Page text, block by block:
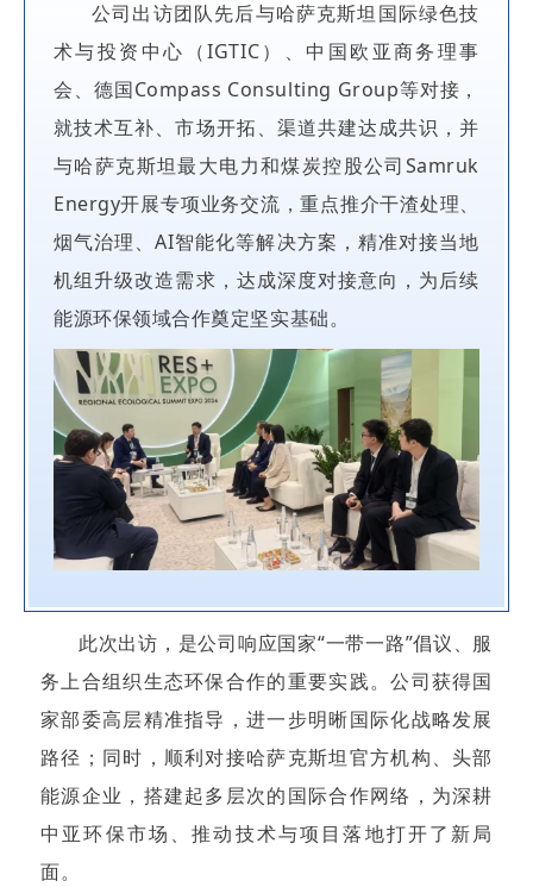
公司出访团队先后与哈萨克斯坦国际绿色技
术与投资中心（IGTIC）、中国欧亚商务理事
会、德国Compass Consulting Group等对接，
就技术互补、市场开拓、渠道共建达成共识，并
与哈萨克斯坦最大电力和煤炭控股公司Samruk
Energy开展专项业务交流，重点推介干渣处理、
烟气治理、AI智能化等解决方案，精准对接当地
机组升级改造需求，达成深度对接意向，为后续
能源环保领域合作奠定坚实基础。
此次出访，是公司响应国家“一带一路”倡议、服
务上合组织生态环保合作的重要实践。公司获得国
家部委高层精准指导，进一步明晰国际化战略发展
路径；同时，顺利对接哈萨克斯坦官方机构、头部
能源企业，搭建起多层次的国际合作网络，为深耕
中亚环保市场、推动技术与项目落地打开了新局
面。